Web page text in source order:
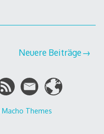
Neuere Beiträge
Macho Themes